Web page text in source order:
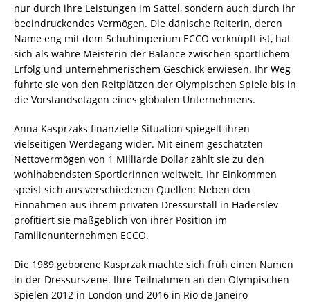
nur durch ihre Leistungen im Sattel, sondern auch durch ihr
beeindruckendes Vermögen. Die dänische Reiterin, deren
Name eng mit dem Schuhimperium ECCO verknüpft ist, hat
sich als wahre Meisterin der Balance zwischen sportlichem
Erfolg und unternehmerischem Geschick erwiesen. Ihr Weg
führte sie von den Reitplätzen der Olympischen Spiele bis in
die Vorstandsetagen eines globalen Unternehmens.
Anna Kasprzaks finanzielle Situation spiegelt ihren
vielseitigen Werdegang wider. Mit einem geschätzten
Nettovermögen von 1 Milliarde Dollar zählt sie zu den
wohlhabendsten Sportlerinnen weltweit. Ihr Einkommen
speist sich aus verschiedenen Quellen: Neben den
Einnahmen aus ihrem privaten Dressurstall in Haderslev
profitiert sie maßgeblich von ihrer Position im
Familienunternehmen ECCO.
Die 1989 geborene Kasprzak machte sich früh einen Namen
in der Dressurszene. Ihre Teilnahmen an den Olympischen
Spielen 2012 in London und 2016 in Rio de Janeiro